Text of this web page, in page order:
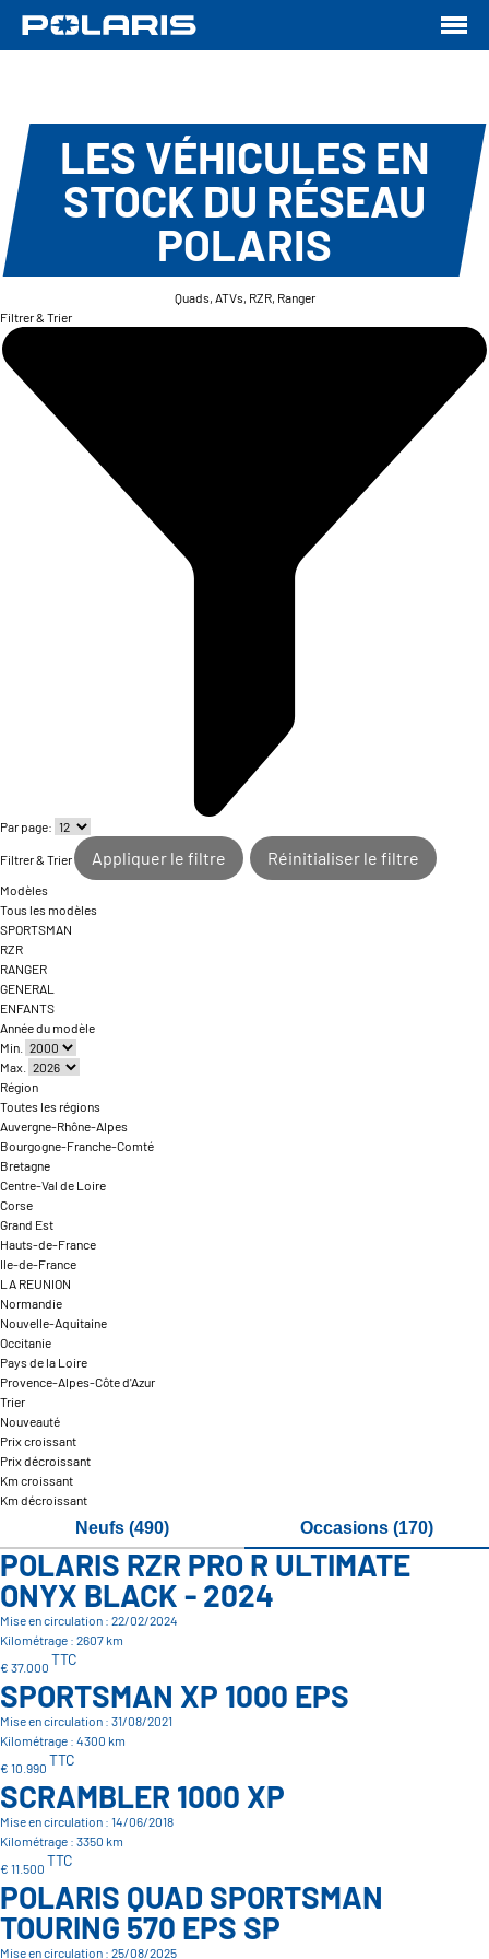
LES VÉHICULES EN
STOCK DU RÉSEAU
POLARIS
Quads, ATVs, RZR, Ranger
Filtrer & Trier
Par page:
Filtrer & Trier Appliquer le filtre Réinitialiser le filtre
Modèles
Tous les modèles
SPORTSMAN
RZR
RANGER
GENERAL
ENFANTS
Année du modèle
Min.
Max.
Région
Toutes les régions
Auvergne-Rhône-Alpes
Bourgogne-Franche-Comté
Bretagne
Centre-Val de Loire
Corse
Grand Est
Hauts-de-France
Ile-de-France
LA REUNION
Normandie
Nouvelle-Aquitaine
Occitanie
Pays de la Loire
Provence-Alpes-Côte d'Azur
Trier
Nouveauté
Prix croissant
Prix décroissant
Km croissant
Km décroissant
Neufs (490) Occasions (170)
POLARIS RZR PRO R ULTIMATE
ONYX BLACK - 2024
Mise en circulation : 22/02/2024
Kilométrage : 2607 km
€ 37.000 TTC
SPORTSMAN XP 1000 EPS
Mise en circulation : 31/08/2021
Kilométrage : 4300 km
€ 10.990 TTC
SCRAMBLER 1000 XP
Mise en circulation : 14/06/2018
Kilométrage : 3350 km
€ 11.500 TTC
POLARIS QUAD SPORTSMAN
TOURING 570 EPS SP
Mise en circulation : 25/08/2025